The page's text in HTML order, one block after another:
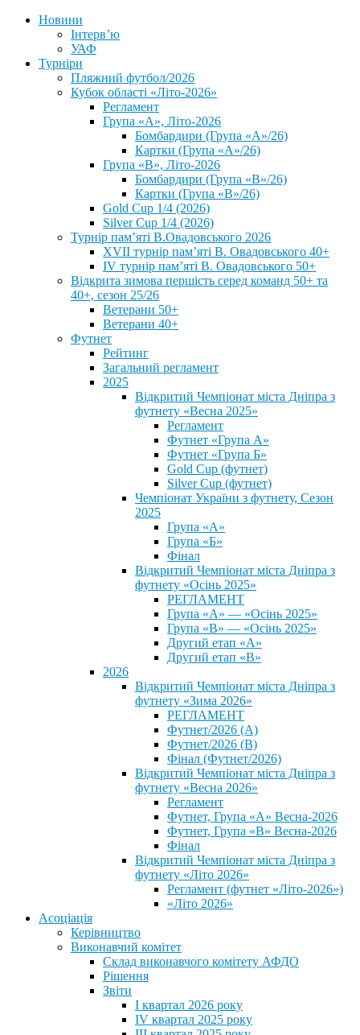
Новини
Інтерв’ю
УАФ
Турніри
Пляжний футбол/2026
Кубок області «Літо-2026»
Регламент
Група «А», Літо-2026
Бомбардири (Група «А»/26)
Картки (Група «А»/26)
Група «В», Літо-2026
Бомбардири (Група «В»/26)
Картки (Група «В»/26)
Gold Cup 1/4 (2026)
Silver Cup 1/4 (2026)
Турнір пам’яті В.Овадовського 2026
XVII турнір пам’яті В. Овадовського 40+
IV турнір пам’яті В. Овадовського 50+
Відкрита зимова першість серед команд 50+ та
40+, сезон 25/26
Ветерани 50+
Ветерани 40+
Футнет
Рейтинг
Загальний регламент
2025
Відкритий Чемпіонат міста Дніпра з
футнету «Весна 2025»
Регламент
Футнет «Група А»
Футнет «Група Б»
Gold Cup (футнет)
Silver Cup (футнет)
Чемпіонат України з футнету, Сезон
2025
Група «А»
Група «Б»
Фінал
Відкритий Чемпіонат міста Дніпра з
футнету «Осінь 2025»
РЕГЛАМЕНТ
Група «А» — «Осінь 2025»
Група «В» — «Осінь 2025»
Другий етап «А»
Другий етап «В»
2026
Відкритий Чемпіонат міста Дніпра з
футнету «Зима 2026»
РЕГЛАМЕНТ
Футнет/2026 (А)
Футнет/2026 (В)
Фінал (Футнет/2026)
Відкритий Чемпіонат міста Дніпра з
футнету «Весна 2026»
Регламент
Футнет, Група «А» Весна-2026
Футнет, Група «В» Весна-2026
Фінал
Відкритий Чемпіонат міста Дніпра з
футнету «Літо 2026»
Регламент (футнет «Літо-2026»)
«Літо 2026»
Асоціація
Керівництво
Виконавчий комітет
Склад виконавчого комітету АФДО
Рішення
Звіти
I квартал 2026 року
IV квартал 2025 року